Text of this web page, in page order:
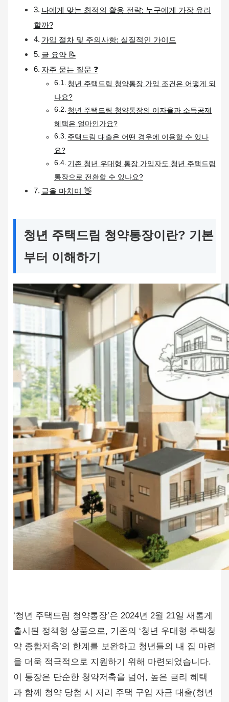
나에게 맞는 최적의 활용 전략: 누구에게 가장 유리
할까?
가입 절차 및 주의사항: 실질적인 가이드
글 요약 📝
자주 묻는 질문 ❓
청년 주택드림 청약통장 가입 조건은 어떻게 되
나요?
청년 주택드림 청약통장의 이자율과 소득공제
혜택은 얼마인가요?
주택드림 대출은 어떤 경우에 이용할 수 있나
요?
기존 청년 우대형 통장 가입자도 청년 주택드림
통장으로 전환할 수 있나요?
글을 마치며 👋
청년 주택드림 청약통장이란? 기본
부터 이해하기
‘청년 주택드림 청약통장’은 2024년 2월 21일 새롭게
출시된 정책형 상품으로, 기존의 ‘청년 우대형 주택청
약 종합저축’의 한계를 보완하고 청년들의 내 집 마련
을 더욱 적극적으로 지원하기 위해 마련되었습니다.
이 통장은 단순한 청약저축을 넘어, 높은 금리 혜택
과 함께 청약 당첨 시 저리 주택 구입 자금 대출(청년